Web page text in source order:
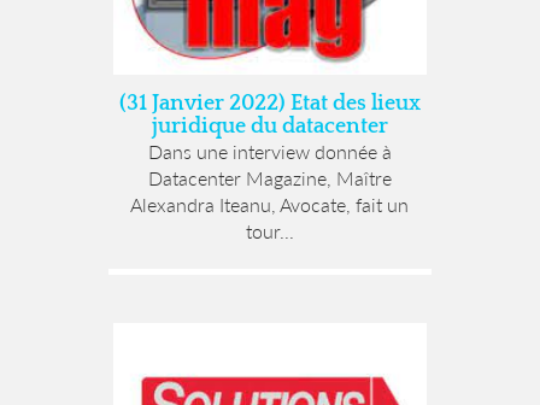
(31 Janvier 2022) Etat des lieux
juridique du datacenter
Dans une interview donnée à
Datacenter Magazine, Maître
Alexandra Iteanu, Avocate, fait un
tour...